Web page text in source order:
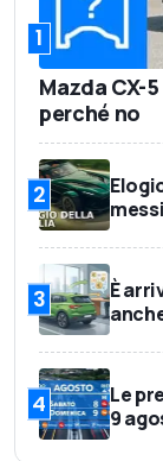
1
Mazda CX-
perché no
2
3
È
4
Le
9